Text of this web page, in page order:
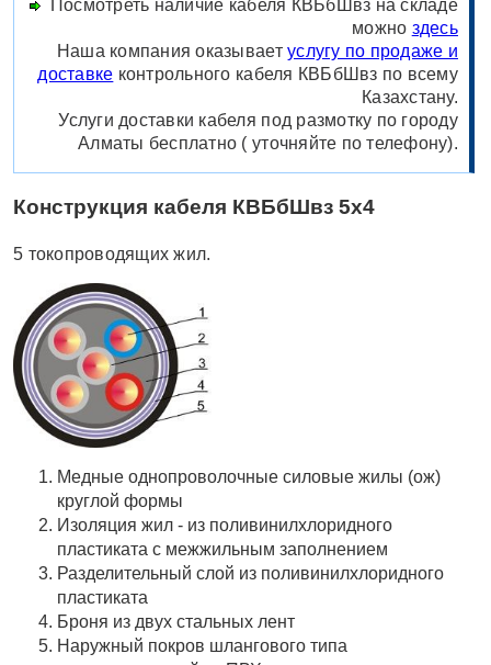
Посмотреть наличие кабеля КВБбШвз на складе
можно здесь
Наша компания оказываетуслугу по продаже и
доставке контрольного кабеля КВБбШвз по всему
Казахстану.
Услуги доставки кабеля под размотку по городу
Алматы бесплатно ( уточняйте по телефону).
Конструкция кабеля КВБбШвз 5х4
5 токопроводящих жил.
Медные однопроволочные силовые жилы (ож)
круглой формы
Изоляция жил - из поливинилхлоридного
пластиката с межжильным заполнением
Разделительный слой из поливинилхлоридного
пластиката
Броня из двух стальных лент
Наружный покров шлангового типа